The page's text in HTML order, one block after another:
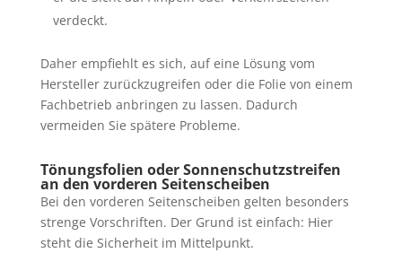
verdeckt.
Daher empfiehlt es sich, auf eine Lösung vom
Hersteller zurückzugreifen oder die Folie von einem
Fachbetrieb anbringen zu lassen. Dadurch
vermeiden Sie spätere Probleme.
Tönungsfolien oder Sonnenschutzstreifen
an den vorderen Seitenscheiben
Bei den vorderen Seitenscheiben gelten besonders
strenge Vorschriften. Der Grund ist einfach: Hier
steht die Sicherheit im Mittelpunkt.